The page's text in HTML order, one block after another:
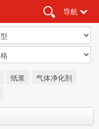
导航
纸浆
气体净化剂